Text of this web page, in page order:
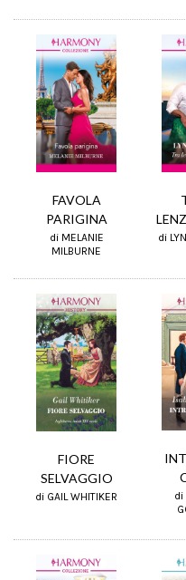
FAVOLA
PARIGINA
di MELANIE
MILBURNE
di
FIORE
SELVAGGIO
di GAIL WHITIKER
di